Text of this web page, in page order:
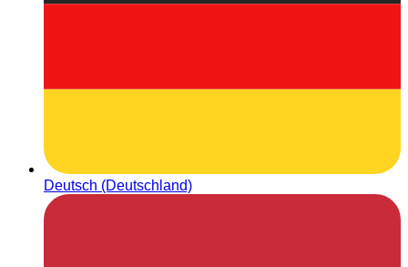
Deutsch (Deutschland)